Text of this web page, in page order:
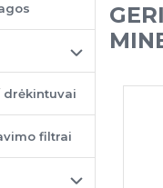
drėkintuvai
filtrai